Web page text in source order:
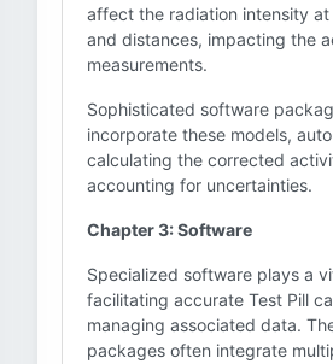
affect the radiation intensity
and distances, impacting the
measurements.
Sophisticated software
incorporate these models,
calculating the corrected
accounting for uncertainties.
Chapter 3: Software
Specialized software plays a
facilitating accurate Test Pill
managing associated data.
packages often integrate